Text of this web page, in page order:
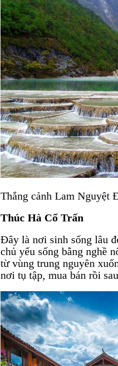
Thắng cảnh Lam Nguyệt
Thúc Hà Cổ Trấn
Đây là nơi sinh sống lâu
chủ yếu sống bằng nghề
từ vùng trung nguyên
nơi tụ tập, mua bán rồi